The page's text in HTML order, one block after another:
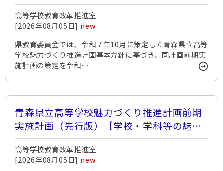
づくり】（案）に関する意見募集（パブリ
ック・コメント）について
高等学校教育改革推進室
[2026年08月05日] new
県教育委員会では、令和７年10月に策定した青森県立高等
学校魅力づくり推進計画基本方針に基づき、同計画前期実
施計画の策定を令和…
青森県立高等学校魅力づくり推進計画前期
実施計画（先行版）【学校・学科等の魅力
づくり】（案）に関する地区懇談会につい
て
高等学校教育改革推進室
[2026年08月05日] new